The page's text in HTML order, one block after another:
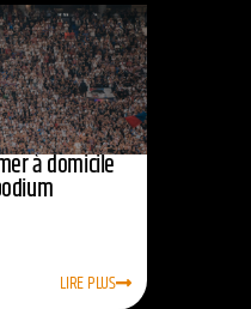
à domicile
LIRE PLUS